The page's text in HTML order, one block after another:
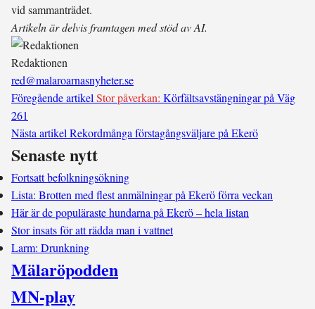
vid sammanträdet.
Artikeln är delvis framtagen med stöd av AI.
Redaktionen
red@malaroarnasnyheter.se
Föregående artikel Stor påverkan: Körfältsavstängningar på Väg
261
Nästa artikel Rekordmånga förstagångsväljare på Ekerö
Senaste nytt
Fortsatt befolkningsökning
Lista: Brotten med flest anmälningar på Ekerö förra veckan
Här är de populäraste hundarna på Ekerö – hela listan
Stor insats för att rädda man i vattnet
Larm: Drunkning
Mälaröpodden
MN-play